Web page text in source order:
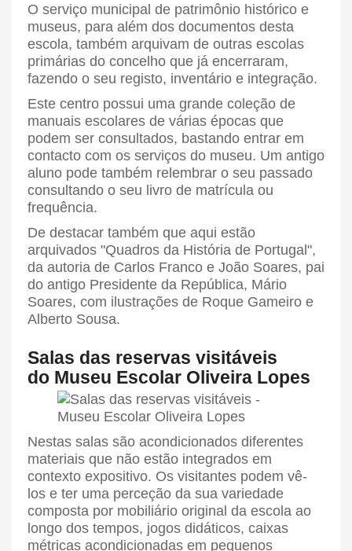
O serviço municipal de patrimônio histórico e
museus, para além dos documentos desta
escola, também arquivam de outras escolas
primárias do concelho que já encerraram,
fazendo o seu registo, inventário e integração.
Este centro possui uma grande coleção de
manuais escolares de várias épocas que
podem ser consultados, bastando entrar em
contacto com os serviços do museu. Um antigo
aluno pode também relembrar o seu passado
consultando o seu livro de matrícula ou
frequência.
De destacar também que aqui estão
arquivados "Quadros da História de Portugal",
da autoria de Carlos Franco e João Soares, pai
do antigo Presidente da República, Mário
Soares, com ilustrações de Roque Gameiro e
Alberto Sousa.
Salas das reservas visitáveis
do Museu Escolar Oliveira Lopes
Nestas salas são acondicionados diferentes
materiais que não estão integrados em
contexto expositivo. Os visitantes podem vê-
los e ter uma perceção da sua variedade
composta por mobiliário original da escola ao
longo dos tempos, jogos didáticos, caixas
métricas acondicionadas em pequenos